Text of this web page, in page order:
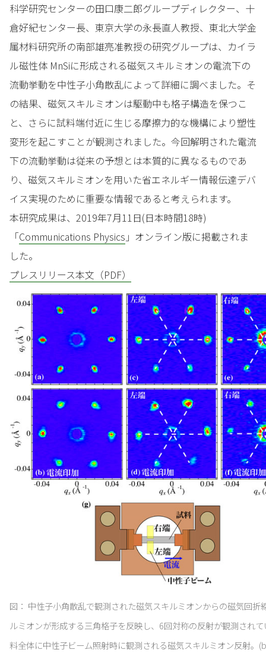
科学研究センターの田口康二郎グループディレクター、十
倉好紀センター長、東京大学の永長直人教授、東北大学金
属材料研究所の南部雄亮准教授の研究グループは、カイラ
ル磁性体 MnSiに形成される磁気スキルミオンの電流下の
流動挙動を中性子小角散乱によって詳細に調べました。そ
の結果、磁気スキルミオンは駆動中も格子構造を保つこ
と、さらに試料端付近に生じる摩擦力的な機構により塑性
変形を起こすことが観測されました。今回解明された電流
下の流動挙動は従来の予想とは本質的に異なるものであ
り、磁気スキルミオンを用いた省エネルギー情報伝達デバ
イス実現のために重要な情報であると考えられます。
本研究成果は、2019年7月11日(日本時間18時)
「Communications Physics 」オンライン版に掲載されま
した。
プレスリリース本文（PDF）
図： 中性子小角散乱で観測された磁気スキルミオンからの磁気回折
ルミオンが形成する三角格子を反映し、6回対称の反射が観測されて
料全体に中性子ビーム照射時に観測される磁気スキルミオン反射。